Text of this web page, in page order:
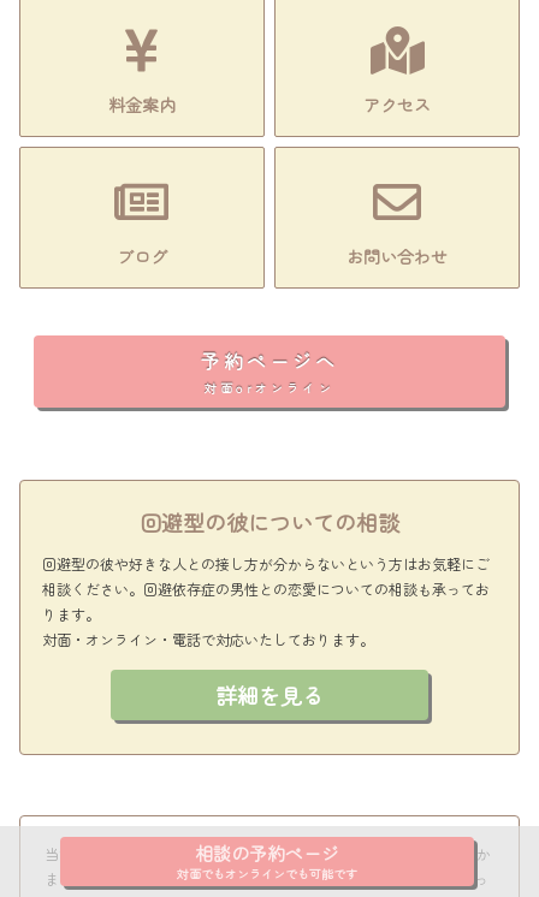
料金案内 アクセス
ブログ お問い合わせ
予約ページへ
対面orオンライン
回避型の彼についての相談
回避型の彼や好きな人との接し方が分からないという方はお気軽にご
相談ください。回避依存症の男性との恋愛についての相談も承ってお
ります。
対面・オンライン・電話で対応いたしております。
詳細を見る
当サイトはリンクフリーです。また2、3行であれば文章を引用してか
まいませんが必ずblockquoteタグを使用し当サイトへのリンクを張っ
相談の予約ページ